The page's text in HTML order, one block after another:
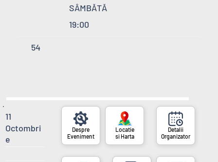
SÂMBĂTĂ
19:00
54
Eveniment
Organizator
si Harta
11
Octombri
e